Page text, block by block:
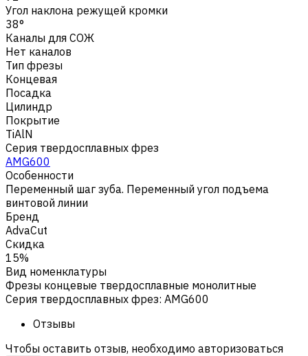
Угол наклона режущей кромки
38°
Каналы для СОЖ
Нет каналов
Тип фрезы
Концевая
Посадка
Цилиндр
Покрытие
TiAlN
Серия твердосплавных фрез
AMG600
Особенности
Переменный шаг зуба. Переменный угол подъема
винтовой линии
Бренд
AdvaCut
Скидка
15%
Вид номенклатуры
Фрезы концевые твердосплавные монолитные
Серия твердосплавных фрез: AMG600
Отзывы
Чтобы оставить отзыв, необходимо авторизоваться